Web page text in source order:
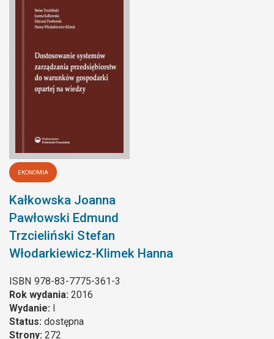
EKONOMIA
Kałkowska Joanna
Pawłowski Edmund
Trzcieliński Stefan
Włodarkiewicz-Klimek Hanna
ISBN 978-83-7775-361-3
Rok wydania: 2016
Wydanie:
Status: dostępna
Strony: 272